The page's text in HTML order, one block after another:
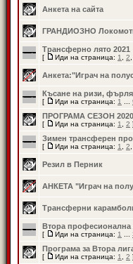
Анкета на сайта
ГРАНДИОЗНО
Трансферно лято 2021
[ Иди на страница: 1 2
Анкета:"Играч на
Късане на ризи,
[ Иди на страница: 1
ПРОГРАМА СЕЗОН
[ Иди на страница: 1 2 ]
Зимен трансферен
[ Иди на страница: 1 2
Резил в Перник
АНКЕТА "Играч на
Трансферни
Втора професионална
[ Иди на страница: 1
Програма за Втора
[ Иди на страница: 1 2 ]